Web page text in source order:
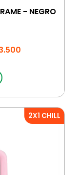
- NEGRO
2X1 CHILL